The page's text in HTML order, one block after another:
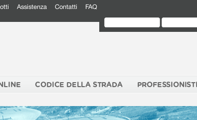
Assistenza Contatti FAQ
CODICE DELLA STRADA PROFESSIONISTI